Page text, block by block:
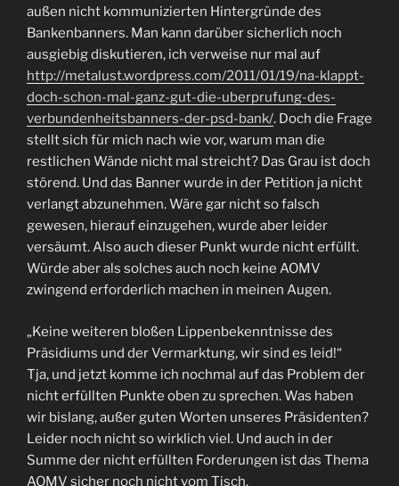
außen nicht kommunizierten Hintergründe des
Bankenbanners. Man kann darüber sicherlich noch
ausgiebig diskutieren, ich verweise nur mal auf
http://metalust.wordpress.com/2011/01/19/na-klappt-
doch-schon-mal-ganz-gut-die-uberprufung-des-
verbundenheitsbanners-der-psd-bank/. Doch die Frage
stellt sich für mich nach wie vor, warum man die
restlichen Wände nicht mal streicht? Das Grau ist doch
störend. Und das Banner wurde in der Petition ja nicht
verlangt abzunehmen. Wäre gar nicht so falsch
gewesen, hierauf einzugehen, wurde aber leider
versäumt. Also auch dieser Punkt wurde nicht erfüllt.
Würde aber als solches auch noch keine AOMV
zwingend erforderlich machen in meinen Augen.
„Keine weiteren bloßen Lippenbekenntnisse des
Präsidiums und der Vermarktung, wir sind es leid!“
Tja, und jetzt komme ich nochmal auf das Problem der
nicht erfüllten Punkte oben zu sprechen. Was haben
wir bislang, außer guten Worten unseres Präsidenten?
Leider noch nicht so wirklich viel. Und auch in der
Summe der nicht erfüllten Forderungen ist das Thema
AOMV sicher noch nicht vom Tisch.